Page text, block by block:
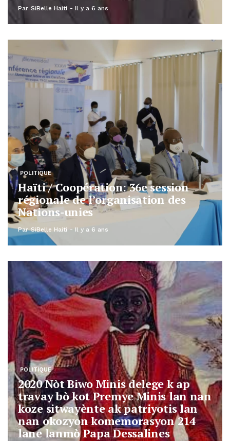
Par SiBelle Haiti Il y a 6 ans
POLITIQUE
Haïti / Coopération: 36e session
régionale de l’organisation des
Nations-unies
Par SiBelle Haiti Il y a 6 ans
POLITIQUE
2020 Nòt Biwo Minis delege k ap
travay bò kot Premye Minis lan nan
koze sitwayènte ak patriyotis lan
nan okozyon komemorasyon 214
lane lanmò Papa Dessalines